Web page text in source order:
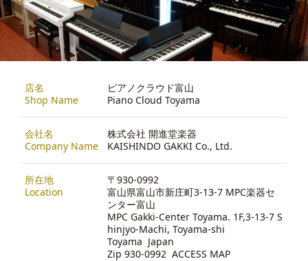
店名
Shop Name
ピアノクラウド富山
Piano Cloud Toyama
会社名
Company Name
株式会社 開進堂楽器
KAISHINDO GAKKI Co., Ltd.
所在地
Location
〒930-0992
富山県富山市新庄町3-13-7 MPC楽器セ
ンター富山
MPC Gakki-Center Toyama. 1F,3-13-7 S
hinjyo-Machi, Toyama-shi
Toyama Japan
Zip 930-0992 ACCESS MAP